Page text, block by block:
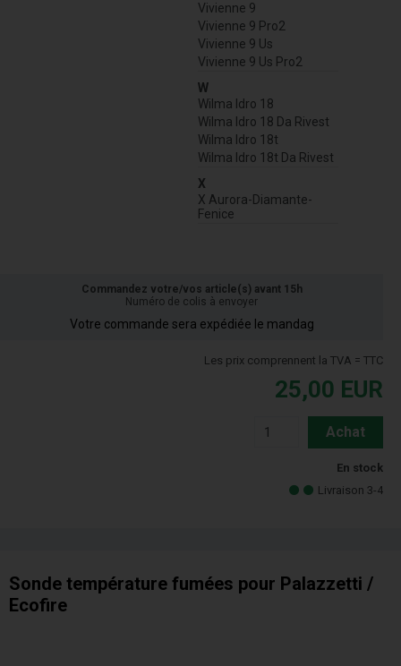
Vivienne 9
Vivienne 9 Pro2
Vivienne 9 Us
Vivienne 9 Us Pro2
W
Wilma Idro 18
Wilma Idro 18 Da Rivest
Wilma Idro 18t
Wilma Idro 18t Da Rivest
X
X Aurora-Diamante-
Fenice
Commandez votre/vos article(s) avant 15h
Numéro de colis à envoyer
Votre commande sera expédiée le mandag
Les prix comprennent la TVA = TTC
25,00 EUR
Achat
En stock
Livraison 3-4
Sonde température fumées pour Palazzetti /
Ecofire